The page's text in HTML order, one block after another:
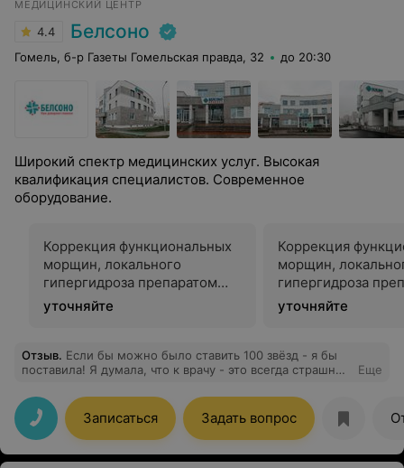
МЕДИЦИНСКИЙ ЦЕНТР
4.4 Белсоно
Гомель, б-р Газеты Гомельская правда, 32 до 20:30
Широкий спектр медицинских услуг. Высокая
квалификация специалистов. Современное
оборудование.
Коррекция функциональных
морщин, локального
гипергидроза препаратом
Диспорт
уточняйте
Коррекция
морщин,
гипергидроза
Релатокс
уточняйте
Отзыв. Если бы можно было ставить 100 звёзд - я бы
поставила! Я думала, что к врачу - это всегда страшно
ощущение, что пришла не на осмотр, а на тёплую
встречу с заботой, вниманием и профессионализмом.
Врач - волшебница! Всё объясняет простыми словами,
шутит, улыбается, и при этом видно, что знает своё
дело от и до. Спасибо Вам огромное за тепло,
Еще
Записаться Задать вопрос